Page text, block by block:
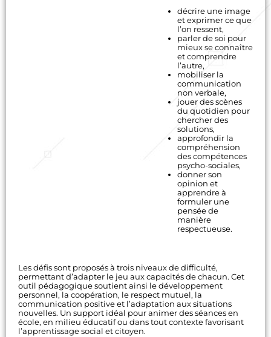
décrire une image
et exprimer ce que
l’on ressent,
parler de soi pour
mieux se connaître
et comprendre
l’autre,
mobiliser la
communication
non verbale,
jouer des scènes
du quotidien pour
chercher des
solutions,
approfondir la
compréhension
des compétences
psycho-sociales,
donner son
opinion et
apprendre à
formuler une
pensée de
manière
respectueuse.
Les défis sont proposés à trois niveaux de difficulté,
permettant d’adapter le jeu aux capacités de chacun. Cet
outil pédagogique soutient ainsi le développement
personnel, la coopération, le respect mutuel, la
communication positive et l’adaptation aux situations
nouvelles. Un support idéal pour animer des séances en
école, en milieu éducatif ou dans tout contexte favorisant
l’apprentissage social et citoyen.